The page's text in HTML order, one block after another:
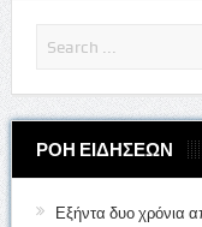
ΡΟΗ ΕΙΔΗΣΕΩΝ
Εξήντα δυο χρόνια